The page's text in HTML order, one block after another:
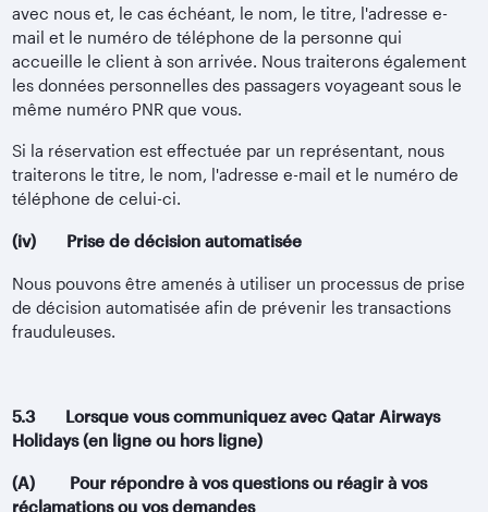
avec nous et, le cas échéant, le nom, le titre, l'adresse e-
mail et le numéro de téléphone de la personne qui
accueille le client à son arrivée. Nous traiterons également
les données personnelles des passagers voyageant sous le
même numéro PNR que vous.
Si la réservation est effectuée par un représentant, nous
traiterons le titre, le nom, l'adresse e-mail et le numéro de
téléphone de celui-ci.
(iv) Prise de décision automatisée
Nous pouvons être amenés à utiliser un processus de prise
de décision automatisée afin de prévenir les transactions
frauduleuses.
5.3 Lorsque vous communiquez avec Qatar Airways
Holidays (en ligne ou hors ligne)
(A) Pour répondre à vos questions ou réagir à vos
réclamations ou vos demandes